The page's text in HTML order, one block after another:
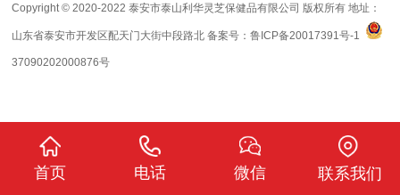
Copyright © 2020-2022 泰安市泰山利华灵芝保健品有限公司 版权所有 地址：
山东省泰安市开发区配天门大街中段路北 备案号：鲁ICP备20017391号-1
37090202000876号
首页 电话 微信 联系我们